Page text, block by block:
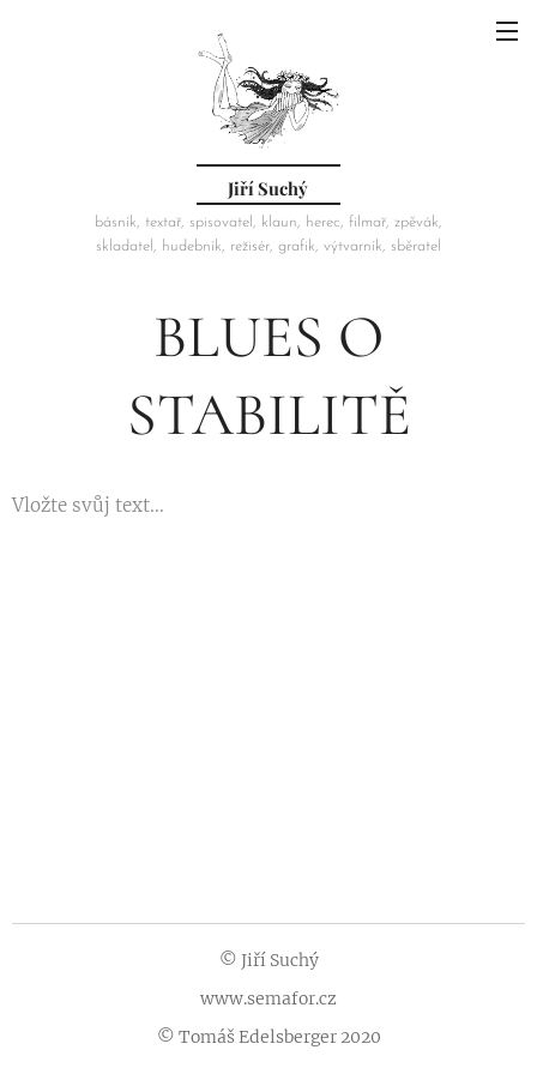
Jiří Suchý
básník, textař, spisovatel, klaun, herec, filmař, zpěvák,
skladatel, hudebník, režisér, grafik, výtvarník, sběratel
BLUES O
STABILITĚ
Vložte svůj text...
© Jiří Suchý
www.semafor.cz
© Tomáš Edelsberger 2020